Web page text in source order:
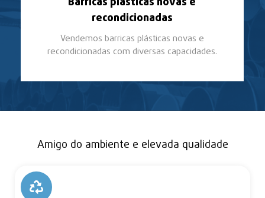
recondicionadas
Vendemos barricas plásticas novas e
recondicionadas com diversas capacidades.
Amigo do ambiente e elevada qualidade